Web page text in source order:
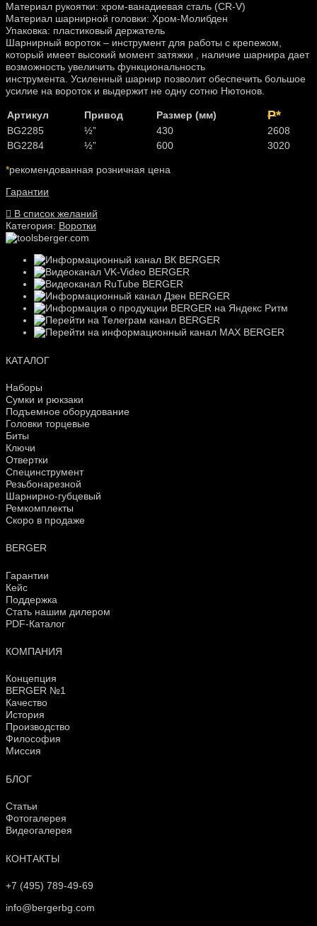
Материал рукоятки: хром-ванадиевая сталь (CR-V)
Материал шарнирной головки: Хром-Молибден
Упаковка: пластиковый держатель
Шарнирный вороток – инструмент для работы с крепежом,
который имеет высокий момент затяжки , наличие шарнира дает
возможность увеличить функциональность
инструмента. Усиленный шарнир позволит обеспечить большое
усилие на вороток и выдержит не одну сотню Нютонов.
Артикул Привод Размер (мм) P*
BG2285 ½” 430
2608
BG2284
½” 600 3020
*рекомендованная розничная цена
Гарантии
В список желаний
Категория: Воротки
КАТАЛОГ
Наборы
Сумки и рюкзаки
Подъемное оборудование
Головки торцевые
Биты
Ключи
Отвертки
Специнструмент
Резьбонарезной
Шарнирно-губцевый
Ремкомплекты
Скоро в продаже
BERGER
Гарантии
Кейс
Поддержка
Стать нашим дилером
PDF-Каталог
КОМПАНИЯ
Концепция
BERGER №1
Качество
История
Производство
Философия
Миссия
БЛОГ
Статьи
Фотогалерея
Видеогалерея
КОНТАКТЫ
+7 (495) 789-49-69
info@bergerbg.com